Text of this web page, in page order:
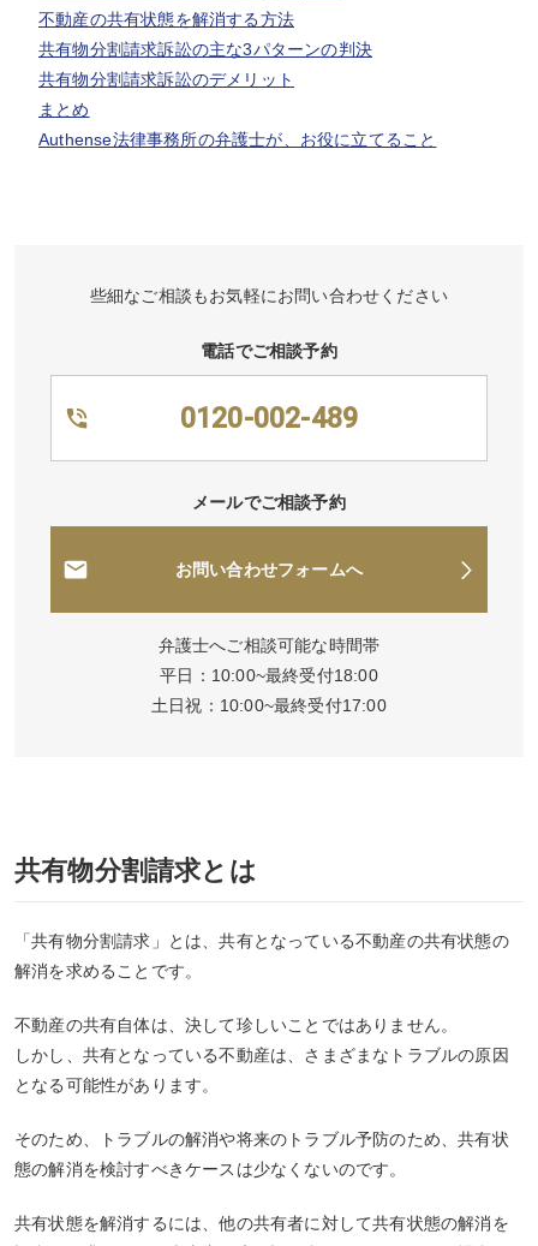
不動産の共有状態を解消する方法
共有物分割請求訴訟の主な3パターンの判決
共有物分割請求訴訟のデメリット
まとめ
Authense法律事務所の弁護士が、お役に立てること
些細なご相談もお気軽にお問い合わせください
電話でご相談予約
0120-002-489
メールでご相談予約
お問い合わせフォームへ
弁護士へご相談可能な時間帯
平日：10:00~最終受付18:00
土日祝：10:00~最終受付17:00
共有物分割請求とは
「共有物分割請求」とは、共有となっている不動産の共有状態の
解消を求めることです。
不動産の共有自体は、決して珍しいことではありません。
しかし、共有となっている不動産は、さまざまなトラブルの原因
となる可能性があります。
そのため、トラブルの解消や将来のトラブル予防のため、共有状
態の解消を検討すべきケースは少なくないのです。
共有状態を解消するには、他の共有者に対して共有状態の解消を